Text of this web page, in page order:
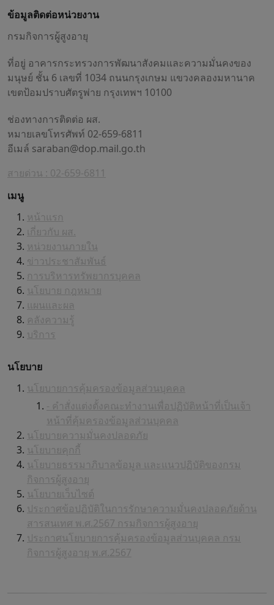
ข้อมูลติดต่อหน่วยงาน
กรมกิจการผู้สูงอายุ
ที่อยู่ อาคารกระทรวงการพัฒนาสังคมและความมั่นคงของ
มนุษย์ ชั้น 6 เลขที่ 1034 ถนนกรุงเกษม แขวงคลองมหานาค
เขตป้อมปราบศัตรูพ่าย กรุงเทพฯ 10100
ช่องทางการติดต่อ ผส.
หมายเลขโทรศัพท์ 02-659-6811
อีเมล์ saraban@dop.mail.go.th
สายด่วน : 02-659-6811
เมนู
หน้าแรก
เกี่ยวกับ ผส.
หน่วยงานภายใน
ข่าวประชาสัมพันธ์
การบริหารทรัพยากรบุคคล
นโยบาย กฎหมาย
แผนและผล
คลังความรู้
บริการ
นโยบาย
นโยบายการคุ้มครองข้อมูลส่วนบุคคล
- คำสั่งแต่งตั้งคณะทำงานเพื่อปฏิบัติหน้าที่เป็นเจ้า
หน้าที่คุ้มครองข้อมูลส่วนบุคคล
นโยบายความมั่นคงปลอดภัย
นโยบายคุกกี้
นโยบายธรรมาภิบาลข้อมูล และแนวปฏิบัติของกรม
กิจการผู้สูงอายุ
นโยบายเว็บไซต์
ประกาศข้อปฏิบัติในการรักษาความมั่นคงปลอดภัยด้าน
สารสนเทศ พ.ศ.2567 กรมกิจการผู้สูงอายุ
ประกาศนโยบายการคุ้มครองข้อมูลส่วนบุคคล กรม
กิจการผู้สูงอายุ พ.ศ.2567